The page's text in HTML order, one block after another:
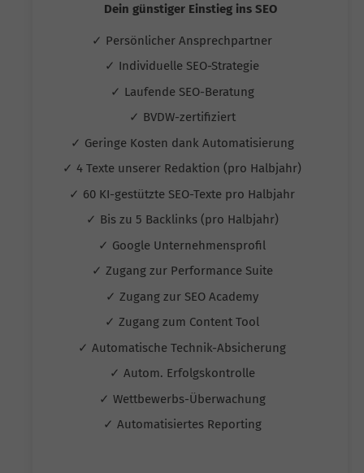
Dein günstiger Einstieg ins SEO
✓ Persönlicher Ansprechpartner
✓ Individuelle SEO-Strategie
✓ Laufende SEO-Beratung
✓ BVDW-zertifiziert
✓ Geringe Kosten dank Automatisierung
✓ 4 Texte unserer Redaktion (pro Halbjahr)
✓ 60 KI-gestützte SEO-Texte pro Halbjahr
✓ Bis zu 5 Backlinks (pro Halbjahr)
✓ Google Unternehmensprofil
✓ Zugang zur Performance Suite
✓ Zugang zur SEO Academy
✓ Zugang zum Content Tool
✓ Automatische Technik-Absicherung
✓ Autom. Erfolgskontrolle
✓ Wettbewerbs-Überwachung
✓ Automatisiertes Reporting